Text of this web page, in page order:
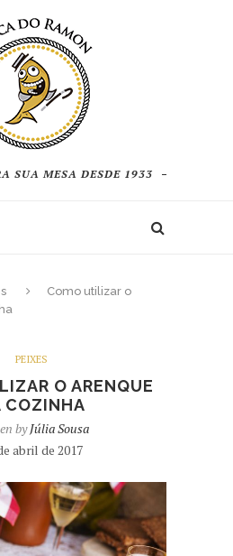
SUA MESA DESDE 1933
Como utilizar o
PEIXES
O ARENQUE
COZINHA
byJúlia Sousa
abril de 2017